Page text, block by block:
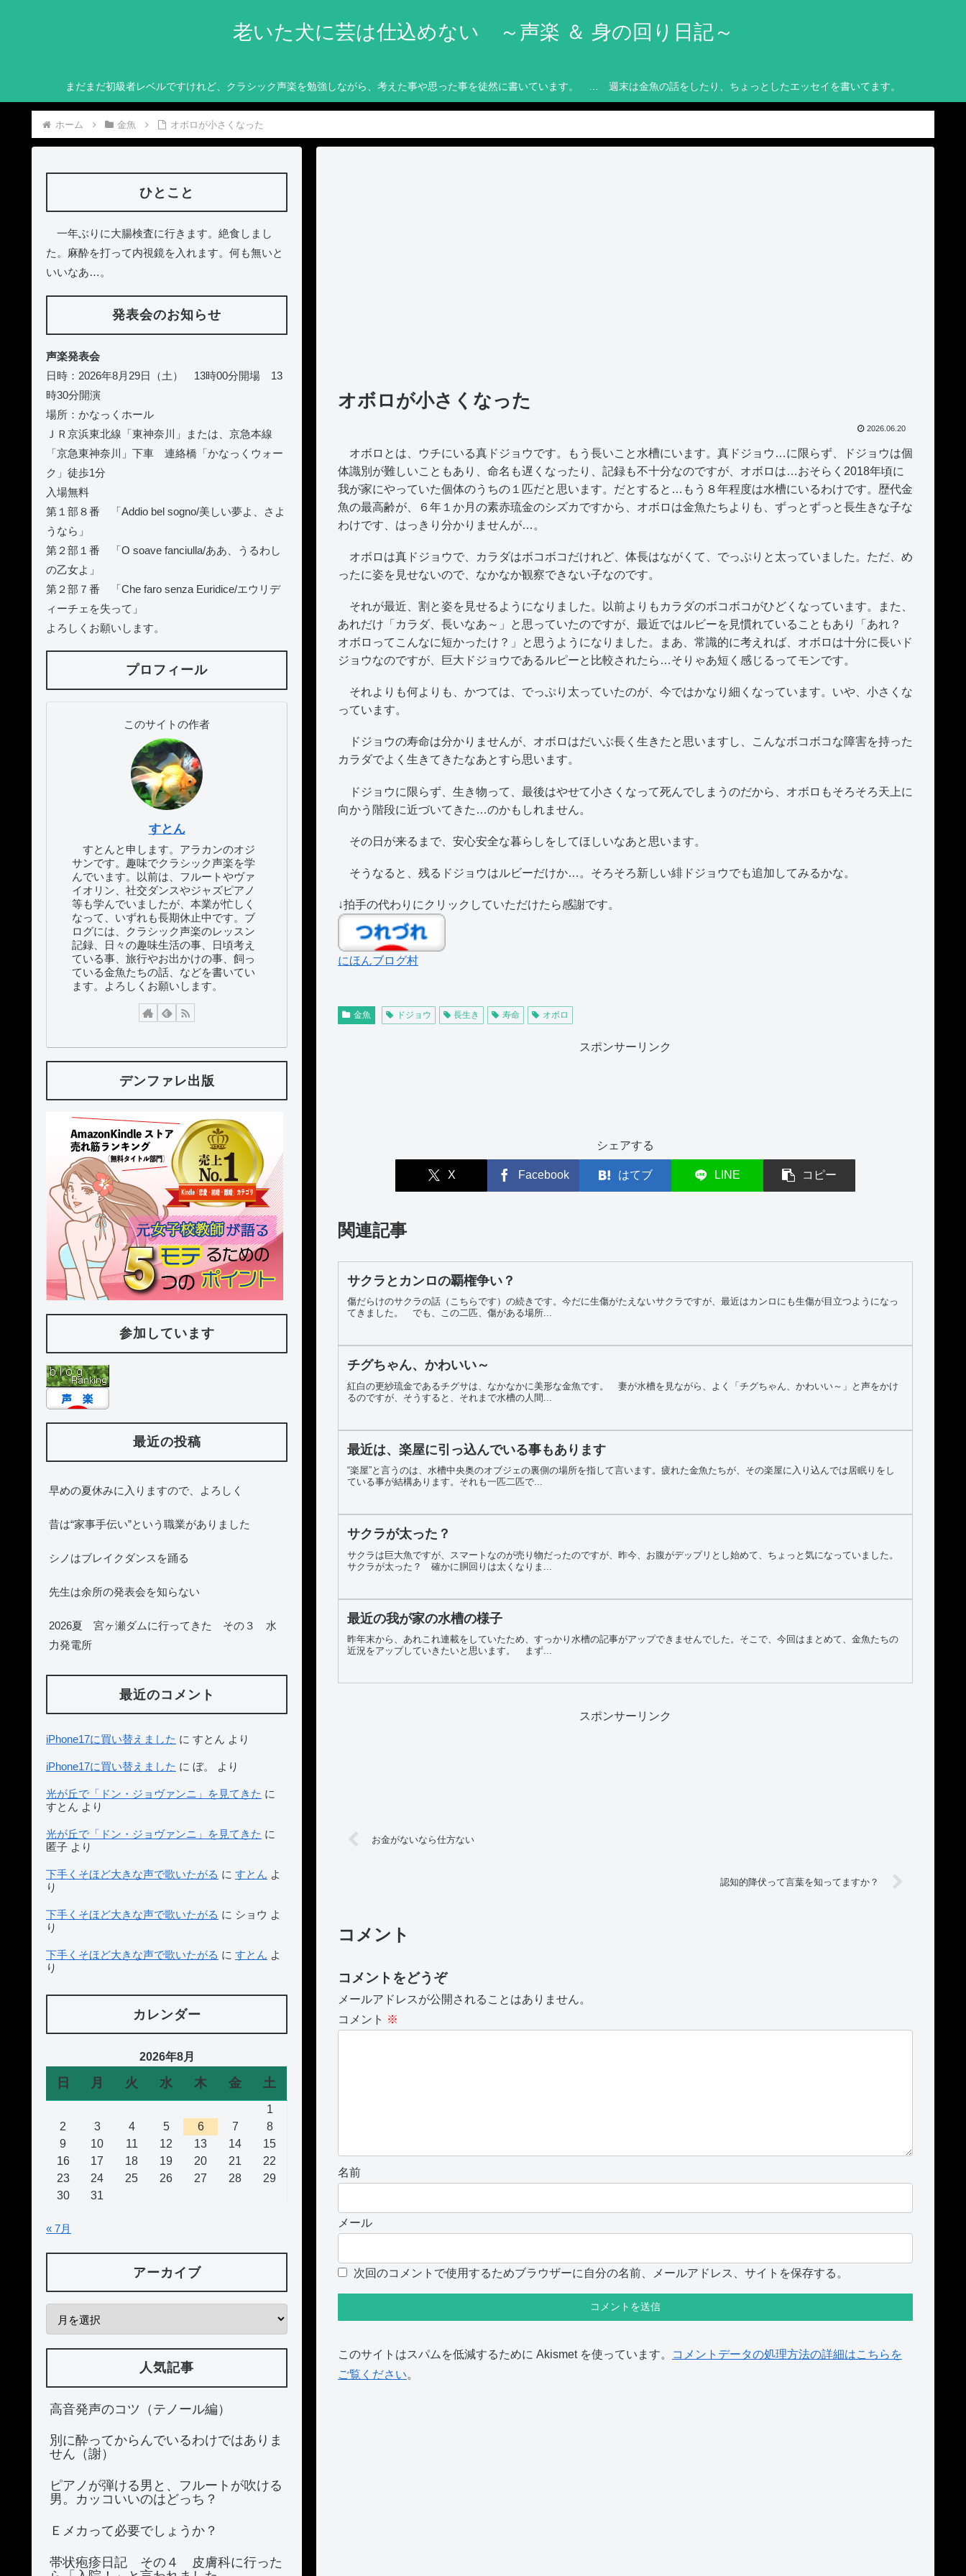
老いた犬に芸は仕込めない ～声楽 ＆ 身の回り日記～
まだまだ初級者レベルですけれど、クラシック声楽を勉強しながら、考えた事や思った事を徒然に書いています。 … 週末は金魚の話をしたり、ちょっとしたエッセイを書いてます。
ホーム 金魚 オボロが小さくなった
オボロが小さくなった
2026.06.20
オボロとは、ウチにいる真ドジョウです。もう長いこと水槽にいます。真ドジョウ…に限らず、ドジョウは個
体識別が難しいこともあり、命名も遅くなったり、記録も不十分なのですが、オボロは…おそらく2018年頃に
我が家にやっていた個体のうちの１匹だと思います。だとすると…もう８年程度は水槽にいるわけです。歴代金
魚の最高齢が、６年１か月の素赤琉金のシズカですから、オボロは金魚たちよりも、ずっとずっと長生きな子な
わけです、はっきり分かりませんが…。
オボロは真ドジョウで、カラダはボコボコだけれど、体長はながくて、でっぷりと太っていました。ただ、め
ったに姿を見せないので、なかなか観察できない子なのです。
それが最近、割と姿を見せるようになりました。以前よりもカラダのボコボコがひどくなっています。また、
あれだけ「カラダ、長いなあ～」と思っていたのですが、最近ではルビーを見慣れていることもあり「あれ？
オボロってこんなに短かったけ？」と思うようになりました。まあ、常識的に考えれば、オボロは十分に長いド
ジョウなのですが、巨大ドジョウであるルピーと比較されたら…そりゃあ短く感じるってモンです。
それよりも何よりも、かつては、でっぷり太っていたのが、今ではかなり細くなっています。いや、小さくな
っています。
ドジョウの寿命は分かりませんが、オボロはだいぶ長く生きたと思いますし、こんなボコボコな障害を持った
カラダでよく生きてきたなあとすら思います。
ドジョウに限らず、生き物って、最後はやせて小さくなって死んでしまうのだから、オボロもそろそろ天上に
向かう階段に近づいてきた…のかもしれません。
その日が来るまで、安心安全な暮らしをしてほしいなあと思います。
そうなると、残るドジョウはルビーだけか…。そろそろ新しい緋ドジョウでも追加してみるかな。
↓拍手の代わりにクリックしていただけたら感謝です。
にほんブログ村
金魚 ドジョウ 長生き 寿命 オボロ
スポンサーリンク
シェアする
X Facebook はてブ LINE コピー
関連記事
サクラとカンロの覇権争い？
傷だらけのサクラの話（こちらです）の続きです。今だに生傷がたえないサクラですが、最近はカンロにも生傷が目立つようになっ
てきました。 でも、この二匹、傷がある場所...
チグちゃん、かわいい～
紅白の更紗琉金であるチグサは、なかなかに美形な金魚です。 妻が水槽を見ながら、よく「チグちゃん、かわいい～」と声をかけ
るのですが、そうすると、それまで水槽の人間...
最近は、楽屋に引っ込んでいる事もあります
“楽屋”と言うのは、水槽中央奥のオブジェの裏側の場所を指して言います。疲れた金魚たちが、その楽屋に入り込んでは居眠りをし
ている事が結構あります。それも一匹二匹で...
サクラが太った？
サクラは巨大魚ですが、スマートなのが売り物だったのですが、昨今、お腹がデップリとし始めて、ちょっと気になっていました。
サクラが太った？ 確かに胴回りは太くなりま...
最近の我が家の水槽の様子
昨年末から、あれこれ連載をしていたため、すっかり水槽の記事がアップできませんでした。そこで、今回はまとめて、金魚たちの
近況をアップしていきたいと思います。 まず...
スポンサーリンク
お金がないなら仕方ない
認知的降伏って言葉を知ってますか？
コメント
コメントをどうぞ
メールアドレスが公開されることはありません。
コメント ※
名前
メール
次回のコメントで使用するためブラウザーに自分の名前、メールアドレス、サイトを保存する。
このサイトはスパムを低減するために Akismet を使っています。
コメントデータの処理方法の詳細はこちらを
ご覧ください。
ひとこと
一年ぶりに大腸検査に行きます。絶食しまし
た。麻酔を打って内視鏡を入れます。何も無いと
いいなあ…。
発表会のお知らせ
声楽発表会
日時：2026年8月29日（土） 13時00分開場 13
時30分開演
場所：かなっくホール
ＪＲ京浜東北線「東神奈川」または、京急本線
「京急東神奈川」下車 連絡橋「かなっくウォー
ク」徒歩1分
入場無料
第１部８番 「Addio bel sogno/美しい夢よ、さよ
うなら」
第２部１番 「O soave fanciulla/ああ、うるわし
の乙女よ」
第２部７番 「Che faro senza Euridice/エウリデ
ィーチェを失って」
よろしくお願いします。
プロフィール
このサイトの作者
すとん
すとんと申します。アラカンのオジ
サンです。趣味でクラシック声楽を学
んでいます。以前は、フルートやヴァ
イオリン、社交ダンスやジャズピアノ
等も学んでいましたが、本業が忙しく
なって、いずれも長期休止中です。ブ
ログには、クラシック声楽のレッスン
記録、日々の趣味生活の事、日頃考え
ている事、旅行やお出かけの事、飼っ
ている金魚たちの話、などを書いてい
ます。よろしくお願いします。
デンファレ出版
参加しています
最近の投稿
早めの夏休みに入りますので、よろしく
昔は“家事手伝い”という職業がありました
シノはブレイクダンスを踊る
先生は余所の発表会を知らない
2026夏 宮ヶ瀬ダムに行ってきた その３ 水
力発電所
最近のコメント
iPhone17に買い替えました に すとん より
iPhone17に買い替えました に ぼ。 より
光が丘で「ドン・ジョヴァンニ」を見てきた に
すとん より
光が丘で「ドン・ジョヴァンニ」を見てきた に
匿子 より
下手くそほど大きな声で歌いたがる に すとん よ
り
下手くそほど大きな声で歌いたがる に ショウ よ
り
下手くそほど大きな声で歌いたがる に すとん よ
り
カレンダー
2026年8月
日 月 火 水 木 金 土
1
2
3 4 5 6 7
8
9
10 11 12 13 14
15
16
17 18 19 20 21
22
23
24 25 26 27 28
29
30
31
« 7月
アーカイブ
人気記事
高音発声のコツ（テノール編）
別に酔ってからんでいるわけではありま
せん（謝）
ピアノが弾ける男と、フルートが吹ける
男。カッコいいのはどっち？
Ｅメカって必要でしょうか？
帯状疱疹日記 その４ 皮膚科に行った